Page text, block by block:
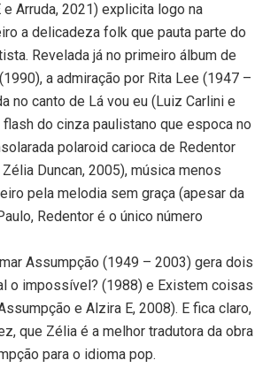
e Arruda, 2021) explicita logo na
a delicadeza folk que pauta parte do
Revelada já no primeiro álbum de
a admiração por Rita Lee (1947 –
no canto de Lá vou eu (Luiz Carlini e
flash do cinza paulistano que espoca no
polaroid carioca de Redentor
Duncan, 2005), música menos
pela melodia sem graça (apesar da
Redentor é o único número
Assumpção (1949 – 2003) gera dois
o impossível? (1988) e Existem coisas
e Alzira E, 2008). E fica claro,
que Zélia é a melhor tradutora da obra
para o idioma pop.